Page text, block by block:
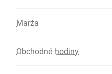
Marža
Obchodné hodiny